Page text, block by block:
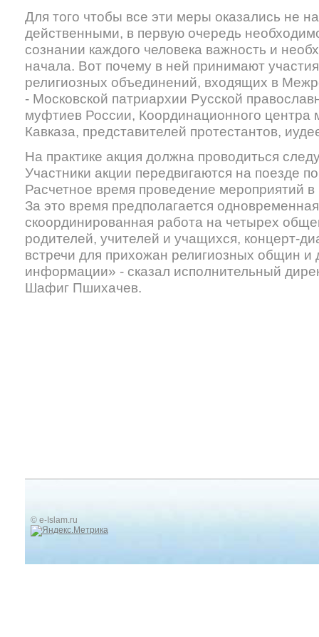
Для того чтобы все эти меры оказались не
действенными, в первую очередь
сознании каждого человека важность и
начала. Вот почему в ней принимают
религиозных объединений, входящих в
- Московской патриархии Русской
муфтиев России, Координационного центра
Кавказа, представителей протестантов,
На практике акция должна проводиться
Участники акции передвигаются на поезде
Расчетное время проведение мероприятий
За это время предполагается
скоординированная работа на четырех
родителей, учителей и учащихся, концерт-
встречи для прихожан религиозных общин и
информации» - сказал исполнительный
Шафиг Пшихачев.
© e-Islam.ru